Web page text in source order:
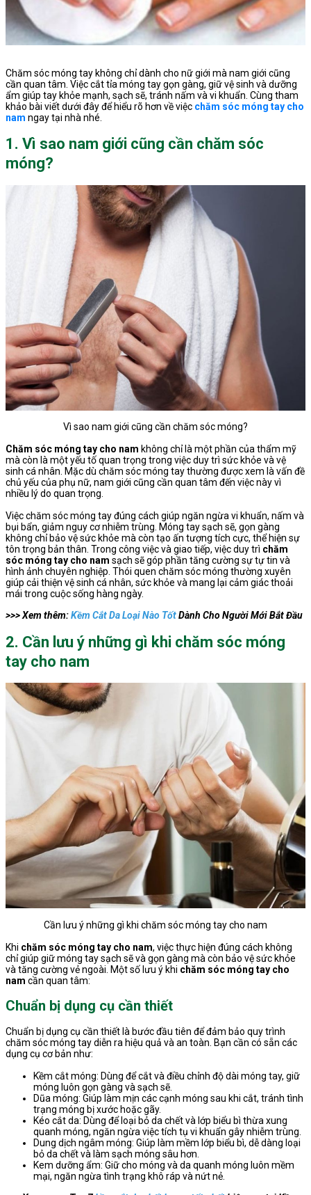
Chăm sóc móng tay không chỉ dành cho nữ giới mà nam giới cũng
cần quan tâm. Việc cắt tỉa móng tay gọn gàng, giữ vệ sinh và dưỡng
ẩm giúp tay khỏe mạnh, sạch sẽ, tránh nấm và vi khuẩn. Cùng tham
khảo bài viết dưới đây để hiểu rõ hơn về việc chăm sóc móng tay cho
nam ngay tại nhà nhé.
1. Vì sao nam giới cũng cần chăm sóc
móng?
Vì sao nam giới cũng cần chăm sóc móng?
Chăm sóc móng tay cho nam không chỉ là một phần của thẩm mỹ
mà còn là một yếu tố quan trọng trong việc duy trì sức khỏe và vệ
sinh cá nhân. Mặc dù chăm sóc móng tay thường được xem là vấn đề
chủ yếu của phụ nữ, nam giới cũng cần quan tâm đến việc này vì
nhiều lý do quan trọng.
Việc chăm sóc móng tay đúng cách giúp ngăn ngừa vi khuẩn, nấm và
bụi bẩn, giảm nguy cơ nhiễm trùng. Móng tay sạch sẽ, gọn gàng
không chỉ bảo vệ sức khỏe mà còn tạo ấn tượng tích cực, thể hiện sự
tôn trọng bản thân. Trong công việc và giao tiếp, việc duy trì chăm
sóc móng tay cho nam sạch sẽ góp phần tăng cường sự tự tin và
hình ảnh chuyên nghiệp. Thói quen chăm sóc móng thường xuyên
giúp cải thiện vệ sinh cá nhân, sức khỏe và mang lại cảm giác thoải
mái trong cuộc sống hàng ngày.
>>> Xem thêm:Kềm Cắt Da Loại Nào TốtDành Cho Người Mới Bắt Đầu
2. Cần lưu ý những gì khi chăm sóc móng
tay cho nam
Cần lưu ý những gì khi chăm sóc móng tay cho nam
Khi chăm sóc móng tay cho nam, việc thực hiện đúng cách không
chỉ giúp giữ móng tay sạch sẽ và gọn gàng mà còn bảo vệ sức khỏe
và tăng cường vẻ ngoài. Một số lưu ý khi chăm sóc móng tay cho
nam cần quan tâm:
Chuẩn bị dụng cụ cần thiết
Chuẩn bị dụng cụ cần thiết là bước đầu tiên để đảm bảo quy trình
chăm sóc móng tay diễn ra hiệu quả và an toàn. Bạn cần có sẵn các
dụng cụ cơ bản như:
Kềm cắt móng: Dùng để cắt và điều chỉnh độ dài móng tay, giữ
móng luôn gọn gàng và sạch sẽ.
Dũa móng: Giúp làm mịn các cạnh móng sau khi cắt, tránh tình
trạng móng bị xước hoặc gãy.
Kéo cắt da: Dùng để loại bỏ da chết và lớp biểu bì thừa xung
quanh móng, ngăn ngừa việc tích tụ vi khuẩn gây nhiễm trùng.
Dung dịch ngâm móng: Giúp làm mềm lớp biểu bì, dễ dàng loại
bỏ da chết và làm sạch móng sâu hơn.
Kem dưỡng ẩm: Giữ cho móng và da quanh móng luôn mềm
mại, ngăn ngừa tình trạng khô ráp và nứt nẻ.